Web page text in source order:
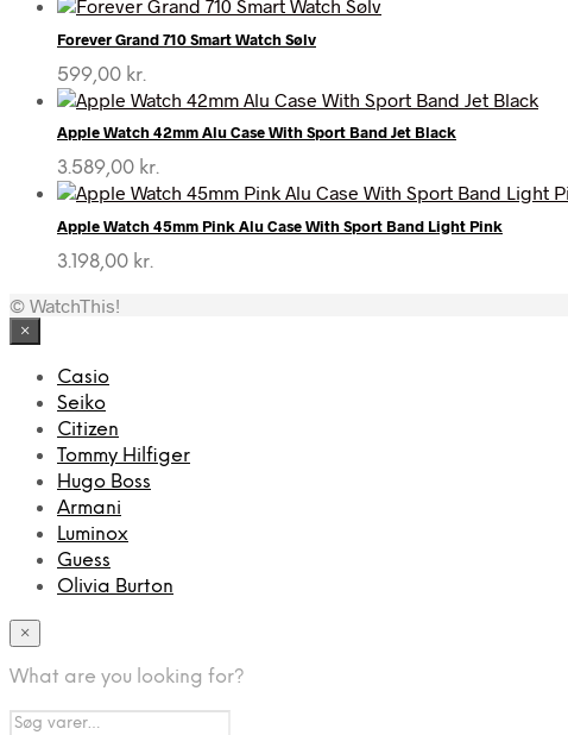
Forever Grand 710 Smart Watch Sølv
599,00 kr.
Apple Watch 42mm Alu Case With Sport Band Jet Black
3.589,00 kr.
Apple Watch 45mm Pink Alu Case With Sport Band Light Pink
3.198,00 kr.
© WatchThis!
×
Casio
Seiko
Citizen
Tommy Hilfiger
Hugo Boss
Armani
Luminox
Guess
Olivia Burton
×
What are you looking for?